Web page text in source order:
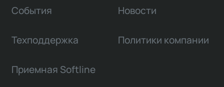
События Новости
Техподдержка Политики компании
Приемная Softline